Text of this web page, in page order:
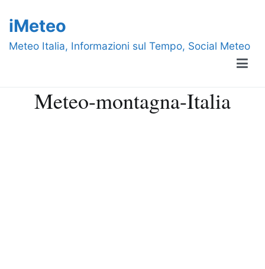
contenuto
iMeteo
Meteo Italia, Informazioni sul Tempo, Social Meteo
Meteo-montagna-Italia